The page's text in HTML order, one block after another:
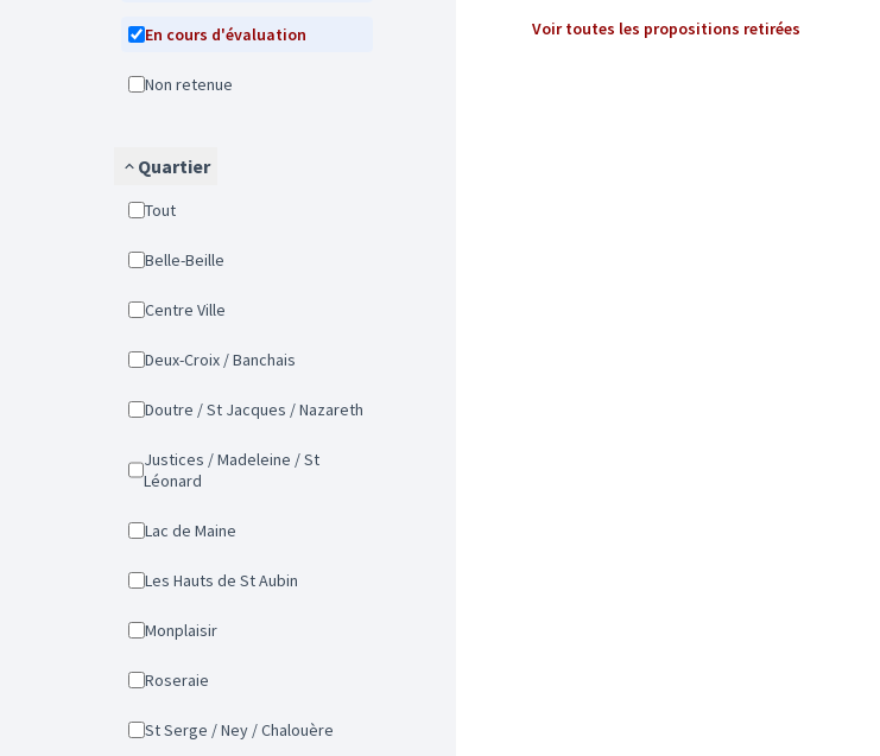
En cours d'évaluation
Non retenue
Quartier
Tout
Belle-Beille
Centre Ville
Deux-Croix / Banchais
Doutre / St Jacques / Nazareth
Justices / Madeleine / St
Léonard
Lac de Maine
Les Hauts de St Aubin
Monplaisir
Roseraie
St Serge / Ney / Chalouère
Voir toutes les propositions retirées